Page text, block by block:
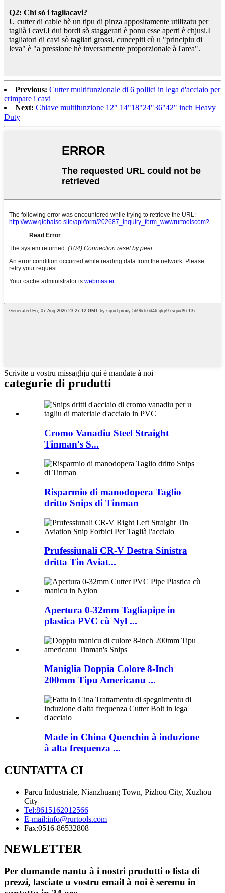
Q2: Chì sò i tagliacavi?
U cutter di cable hè un tipu di pinza appositamente utilizatu per
taglià i cavi.I dui bordi sò staggerati è ponu esse aperti è chjusi.I
tagliatori di cavi sò tagliati grossi, cuncepiti cù u "principiu di
leva" è "a pressione hè inversamente proporzionale à l'area".
Previous: Cutter multifunzionale di 6 pollici in lega d'acciaio per
crimpare i cavi
Next: Chiave multifunzione 12" 14"18"24"36"42" inch Heavy
Duty
Scrivite u vostru missaghju quì è mandate à noi
categurie di prudutti
Cromo Vanadiu Steel Straight
Tinman's S...
Risparmio di manodopera Taglio
dritto Snips di Tinman
Prufessiunali CR-V Destra Sinistra
dritta Tin Aviat...
Apertura 0-32mm Tagliapipe in
plastica PVC cù Nyl ...
Maniglia Doppia Colore 8-Inch
200mm Tipu Americanu ...
Made in China Quenchin à induzione
à alta frequenza ...
CUNTATTA CI
Parcu Industriale, Nianzhuang Town, Pizhou City, Xuzhou
City
Tel:8615162012566
E-mail:info@rurtools.com
Fax:0516-86532808
NEWLETTER
Per dumande nantu à i nostri prudutti o lista di
prezzi, lasciate u vostru email à noi è seremu in